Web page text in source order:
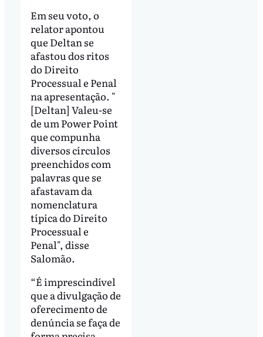
Em seu voto, o
relator apontou
que Deltan se
afastou dos ritos
do Direito
Processual e Penal
na apresentação. "
[Deltan] Valeu-se
de um Power Point
que compunha
diversos círculos
preenchidos com
palavras que se
afastavam da
nomenclatura
típica do Direito
Processual e
Penal", disse
Salomão.
“É imprescindível
que a divulgação de
oferecimento de
denúncia se faça de